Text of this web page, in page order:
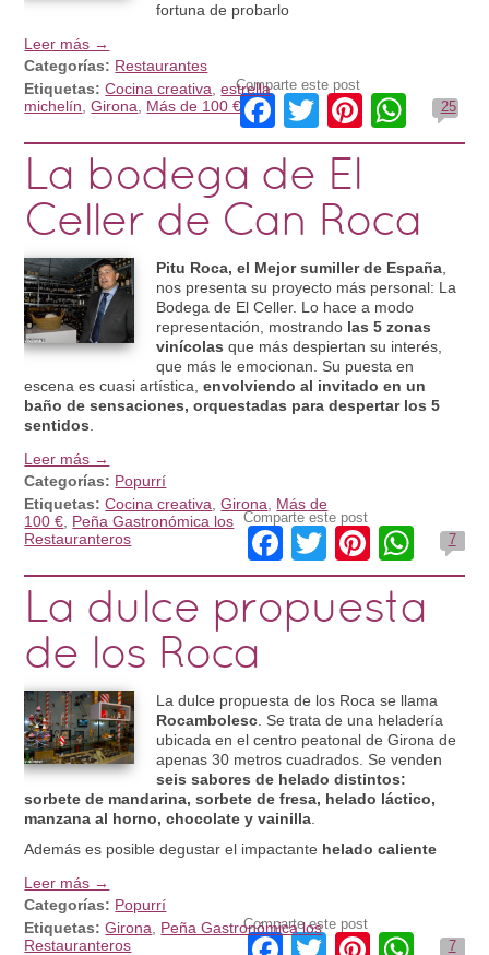
fortuna de probarlo
Leer más →
Categorías: Restaurantes
Etiquetas: Cocina creativa ,estrella
michelín ,Girona Más de 100 €
Comparte este post
Facebook
Twitter 25
La bodega de El
Celler de Can Roca
Pitu Roca, el Mejor sumiller de España
nos presenta su proyecto más personal: La
Bodega de El Celler. Lo hace a modo
representación, mostrando las 5 zonas
vinícolas que más despiertan su interés,
que más le emocionan. Su puesta en
escena es cuasi artística,envolviendo al invitado en un
baño de sensaciones, orquestadas para despertar los 5
sentidos
Leer más →
Categorías: Popurrí
Etiquetas: Cocina creativa ,Girona
Más de
100 € Peña Gastronómica los
Restauranteros
Comparte este post
Facebook
Twitter 7
La dulce propuesta
de los Roca
La dulce propuesta de los Roca se llama
Rocambolesc . Se trata de una heladería
ubicada en el centro peatonal de Girona de
apenas 30 metros cuadrados. Se venden
seis sabores de helado distintos:
sorbete de mandarina, sorbete de fresa, helado láctico,
manzana al horno, chocolate y vainilla
Además es posible degustar el impactante helado caliente
Leer más →
Categorías: Popurrí
Etiquetas: Girona
Peña Gastronómica los
Restauranteros
Comparte este post
7